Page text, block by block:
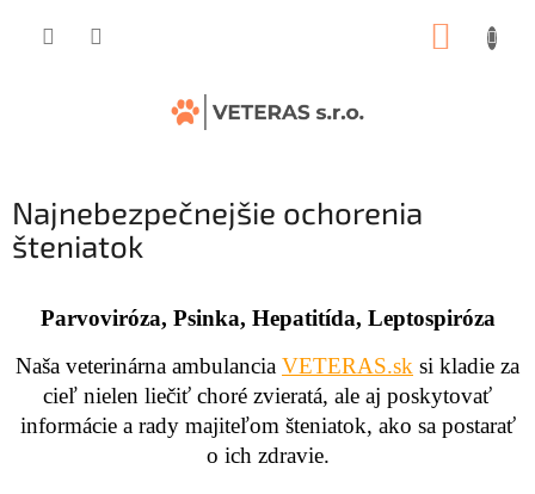
Najnebezpečnejšie ochorenia
šteniatok
Parvoviróza, Psinka, Hepatitída, Leptospiróza
Naša veterinárna ambulancia VETERAS.sk si kladie za
cieľ nielen liečiť choré zvieratá, ale aj poskytovať
informácie a rady majiteľom šteniatok, ako sa postarať
o ich zdravie.